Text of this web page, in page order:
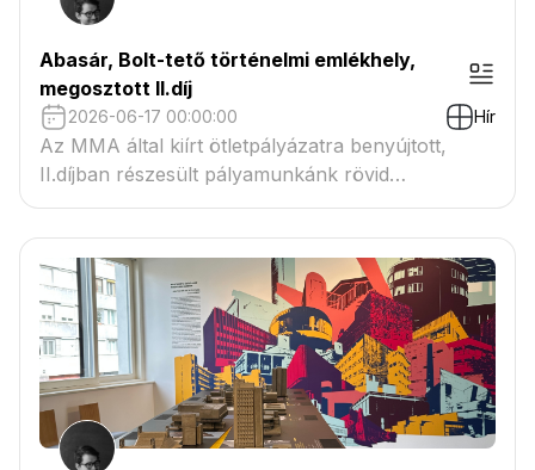
Abasár, Bolt-tető történelmi emlékhely,
megosztott II.díj
2026-06-17 00:00:00 Hír
Az MMA által kiírt ötletpályázatra benyújtott,
II.díjban részesült pályamunkánk rövid
bemutatása.